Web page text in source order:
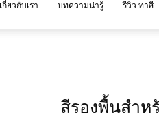
เกี่ยวกับเรา บทความน่ารู้ รีวิว ทาสี
สีรองพื้นสำห